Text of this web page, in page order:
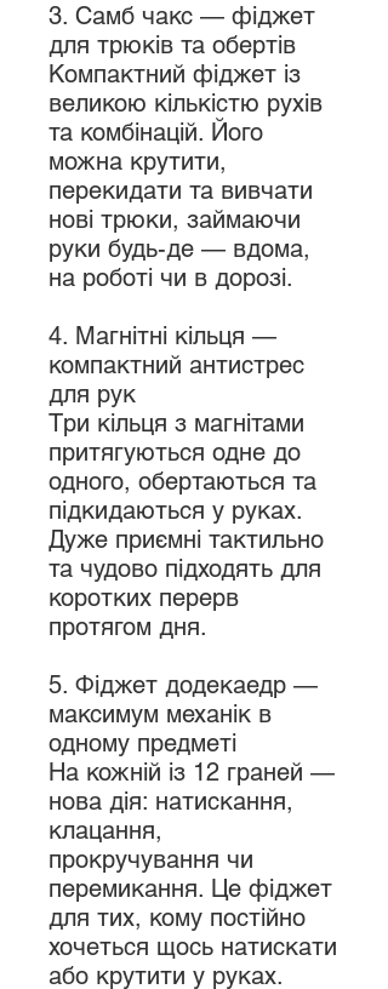
3. Самб чакс — фіджет
для трюків та обертів
Компактний фіджет із
великою кількістю рухів
та комбінацій. Його
можна крутити,
перекидати та вивчати
нові трюки, займаючи
руки будь-де — вдома,
на роботі чи в дорозі.
4. Магнітні кільця —
компактний антистрес
для рук
Три кільця з магнітами
притягуються одне до
одного, обертаються та
підкидаються у руках.
Дуже приємні тактильно
та чудово підходять для
коротких перерв
протягом дня.
5. Фіджет додекаедр —
максимум механік в
одному предметі
На кожній із 12 граней —
нова дія: натискання,
клацання,
прокручування чи
перемикання. Це фіджет
для тих, кому постійно
хочеться щось натискати
або крутити у руках.